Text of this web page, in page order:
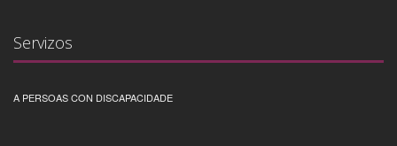
Servizos
A PERSOAS CON DISCAPACIDADE